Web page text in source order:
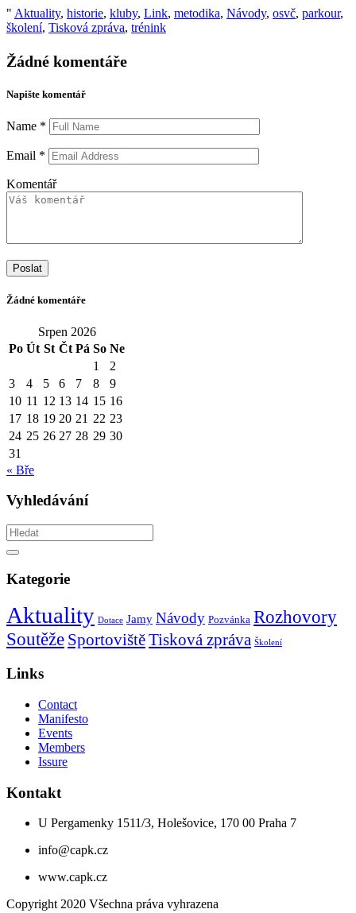
" Aktuality, historie, kluby, Link, metodika, Návody, osvč, parkour,
školení, Tisková zpráva, trénink
Žádné komentáře
Napište komentář
Name *
Email *
Komentář
Poslat
Žádné komentáře
Srpen 2026
Po Út St Čt Pá So Ne
1
2
3
4 5 6 7 8
9
10 11 12 13 14 15 16
17 18 19 20 21 22 23
24 25 26 27 28 29 30
31
« Bře
Vyhledávání
Vyhledávám
Hledat
Kategorie
Aktuality Dotace Jamy Návody Pozvánka Rozhovory
Soutěže SportovištěTisková zpráva Školení
Links
Contact
Manifesto
Events
Members
Issure
Kontakt
U Pergamenky 1511/3, Holešovice, 170 00 Praha 7
info@capk.cz
www.capk.cz
Copyright 2020 Všechna práva vyhrazena